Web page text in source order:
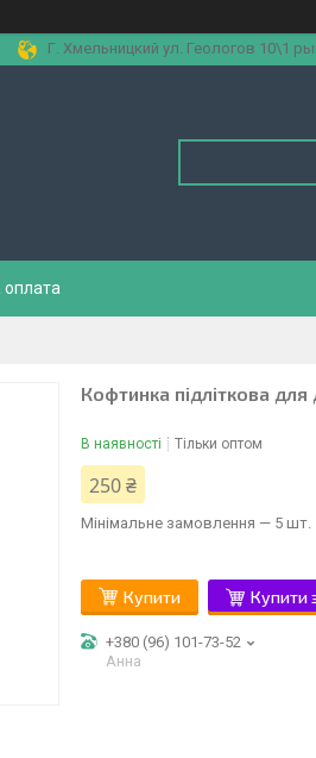
Г. Хмельницкий ул. Геологов 10\1
оплата
Кофтинка підліткова для
В наявності Тільки оптом
250 ₴
Мінімальне замовлення — 5 шт.
Купити Купити
+380 (96) 101-73-52
Анна